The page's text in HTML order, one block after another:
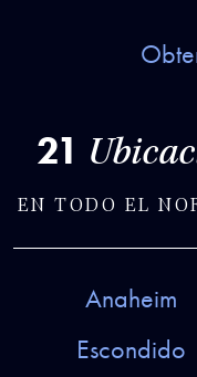
21
EN TODO EL
Anaheim
Escondido